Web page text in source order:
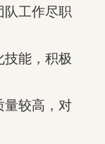
队工作尽职
技能，积极
量较高，对